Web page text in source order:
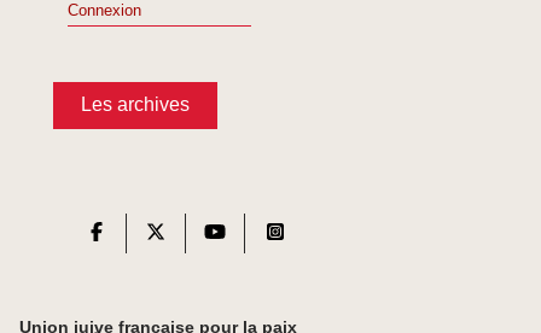
Connexion
Les archives
Union juive française pour la paix